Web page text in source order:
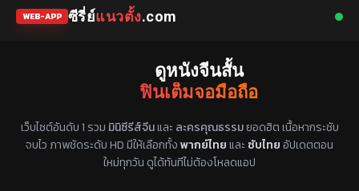
WEB-APP ซีรี่ย์แนวตั้ง.com
ดูหนังจีนสั้น
ฟินเต็มจอมือถือ
แหล่งรวมซีรี่ย์จีนแนวตั้ง พากย์ไทย ซับไทย
เว็บไซต์อันดับ 1 รวม มินิซีรีส์จีนและ ละครคุณธรรมยอดฮิต เนื้อหากระชับ
จบไว ภาพชัดระดับ HD มีให้เลือกทั้งพากย์ไทยและ ซับไทยอัปเดตตอน
ใหม่ทุกวัน ดูได้ทันทีไม่ต้องโหลดแอป